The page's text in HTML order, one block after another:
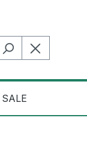
SALE